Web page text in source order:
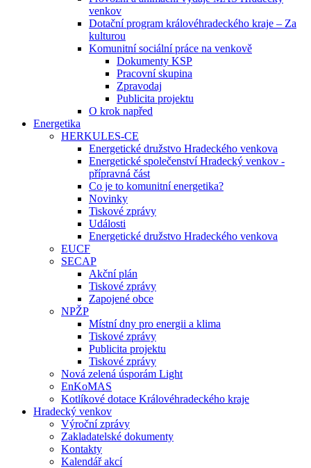
venkov
Dotační program královéhradeckého kraje – Za
kulturou
Komunitní sociální práce na venkově
Dokumenty KSP
Pracovní skupina
Zpravodaj
Publicita projektu
O krok napřed
Energetika
HERKULES-CE
Energetické družstvo Hradeckého venkova
Energetické společenství Hradecký venkov -
přípravná část
Co je to komunitní energetika?
Novinky
Tiskové zprávy
Události
Energetické družstvo Hradeckého venkova
EUCF
SECAP
Akční plán
Tiskové zprávy
Zapojené obce
NPŽP
Místní dny pro energii a klima
Tiskové zprávy
Publicita projektu
Tiskové zprávy
Nová zelená úsporám Light
EnKoMAS
Kotlíkové dotace Královéhradeckého kraje
Hradecký venkov
Výroční zprávy
Zakladatelské dokumenty
Kontakty
Kalendář akcí